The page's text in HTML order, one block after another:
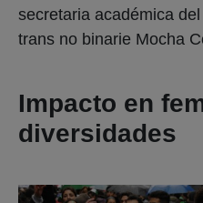
secretaria académica
trans no binarie Mocha
Impacto en
diversidades